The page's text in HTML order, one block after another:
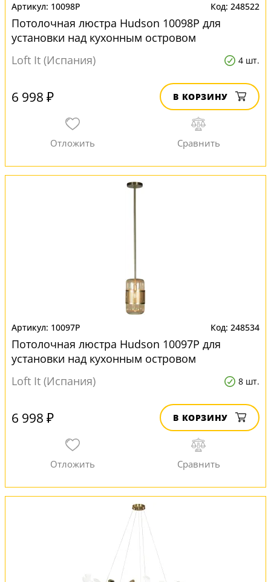
10098P 248522
Потолочная люстра Hudson 10098P для
установки над кухонным островом
Loft It (Испания)
4 шт.
6 998 ₽ В КОРЗИНУ
10097P 248534
Потолочная люстра Hudson 10097P для
установки над кухонным островом
Loft It (Испания)
8 шт.
6 998 ₽ В КОРЗИНУ